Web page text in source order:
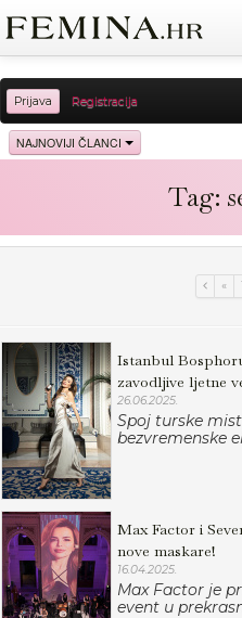
Prijava Registracija
Sreća
Ljubav
NAJNOVIJI ČLANCI
Tag:
«
Istanbul
zavodljive ljetne
26.06.2025.
Spoj turske
bezvremenske
Max Factor i
nove maskare!
16.04.2025.
Max Factor je
event u